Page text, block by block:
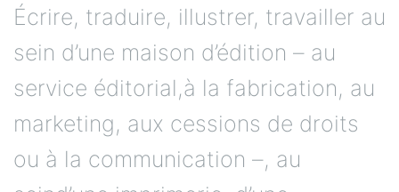
Écrire, traduire, illustrer, travailler au
sein d’une maison d’édition – au
service éditorial,à la fabrication, au
marketing, aux cessions de droits
ou à la communication –, au